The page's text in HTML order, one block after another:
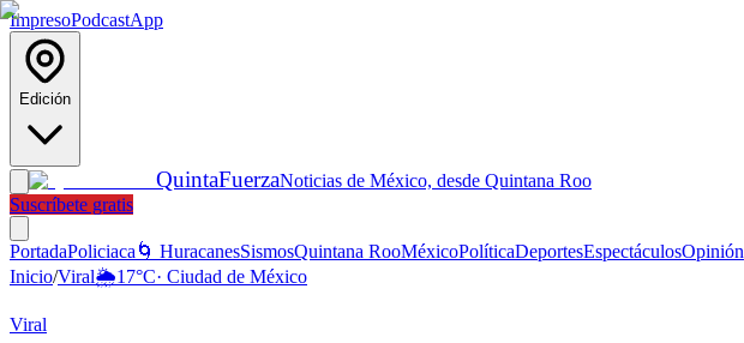
ImpresoPodcastApp
Edición
QuintaFuerzaNoticias de México, desde Quintana Roo
Suscríbete gratis
PortadaPoliciaca 🌀 HuracanesSismosQuintana RooMéxicoPolíticaDeportesEspectáculosOpinión
Inicio/Viral🌦️17°C· Ciudad de México
Viral